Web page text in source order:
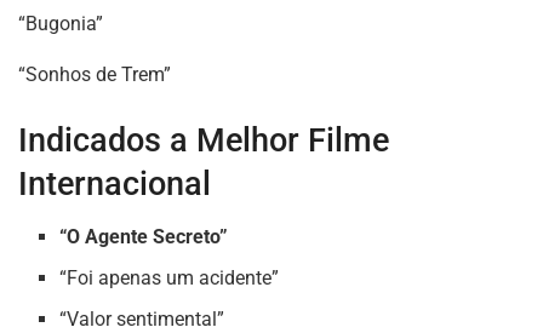
“Bugonia”
“Sonhos de Trem”
Indicados a Melhor Filme
Internacional
“O Agente Secreto”
“Foi apenas um acidente”
“Valor sentimental”